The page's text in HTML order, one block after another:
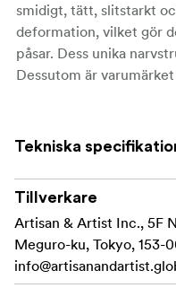
smidigt, tätt, slitstarkt
deformation, vilket gör
påsar. Dess unika
Dessutom är
knutar i båda ändarna
dekorativa ändamål,
men elegant touch.
botten är påsen lätt att
föremål.
Insidan är fodrad med
Tekniska
Tillverkare
Artisan & Artist Inc., 5F
Meguro-ku, Tokyo, 153-